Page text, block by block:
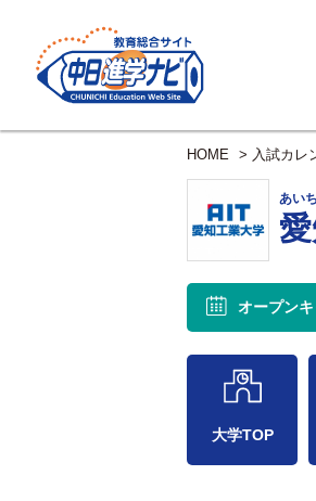
HOME > 入試カレ
あい
オープン
大学TOP